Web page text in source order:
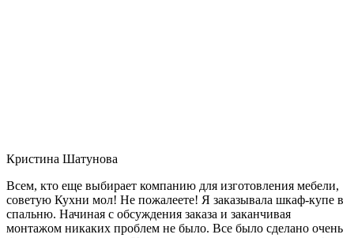
Кристина Шатунова
Всем, кто еще выбирает компанию для изготовления мебели,
советую Кухни мол! Не пожалеете! Я заказывала шкаф-купе в
спальню. Начиная с обсуждения заказа и заканчивая
монтажом никаких проблем не было. Все было сделано очень